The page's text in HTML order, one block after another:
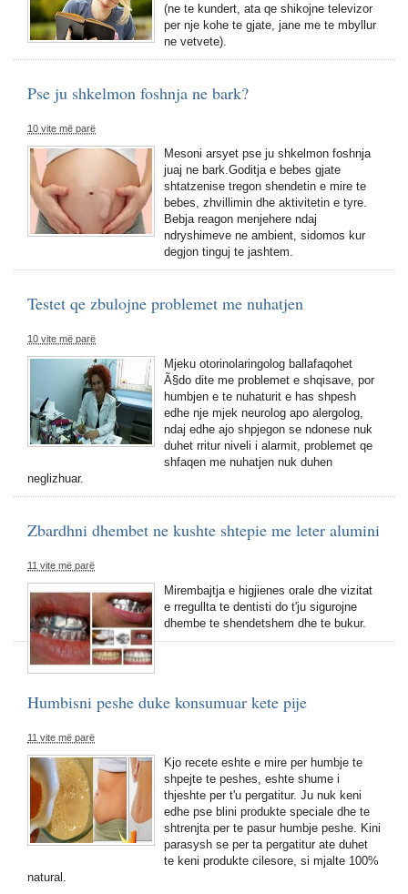
(ne te kundert, ata qe shikojne televizor
per nje kohe te gjate, jane me te mbyllur
ne vetvete).
Pse ju shkelmon foshnja ne bark?
10 vite më parë
Mesoni arsyet pse ju shkelmon foshnja
juaj ne bark.Goditja e bebes gjate
shtatzenise tregon shendetin e mire te
bebes, zhvillimin dhe aktivitetin e tyre.
Bebja reagon menjehere ndaj
ndryshimeve ne ambient, sidomos kur
degjon tinguj te jashtem.
Testet qe zbulojne problemet me nuhatjen
10 vite më parë
Mjeku otorinolaringolog ballafaqohet
Ã§do dite me problemet e shqisave, por
humbjen e te nuhaturit e has shpesh
edhe nje mjek neurolog apo alergolog,
ndaj edhe ajo shpjegon se ndonese nuk
duhet rritur niveli i alarmit, problemet qe
shfaqen me nuhatjen nuk duhen
neglizhuar.
Zbardhni dhembet ne kushte shtepie me leter alumini
11 vite më parë
Mirembajtja e higjienes orale dhe vizitat
e rregullta te dentisti do t'ju sigurojne
dhembe te shendetshem dhe te bukur.
Humbisni peshe duke konsumuar kete pije
11 vite më parë
Kjo recete eshte e mire per humbje te
shpejte te peshes, eshte shume i
thjeshte per t'u pergatitur. Ju nuk keni
edhe pse blini produkte speciale dhe te
shtrenjta per te pasur humbje peshe. Kini
parasysh se per ta pergatitur ate duhet
te keni produkte cilesore, si mjalte 100%
natural.